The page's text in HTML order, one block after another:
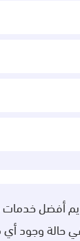
أفضل خدمات
في حالة وجود